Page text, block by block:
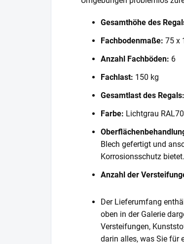
Gesamthöhe des
Fachbodenmaße: 75 x
Anzahl Fachböden: 6
Fachlast: 150 kg
Gesamtlast des Regals:
Farbe: Lichtgrau
Blech gefertigt und
Korrosionsschutz bietet.
Anzahl der
Der Lieferumfang
oben in der Galerie
Versteifungen,
darin alles, was Sie für